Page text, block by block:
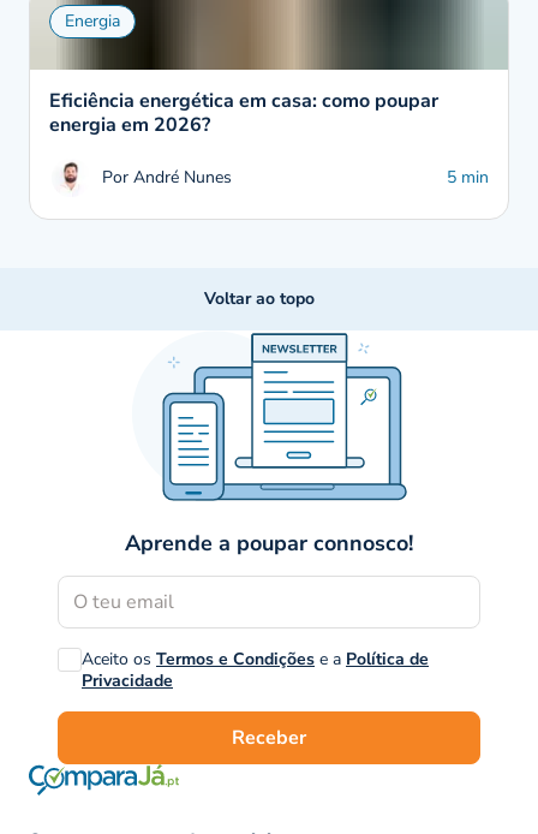
Energia
Eficiência energética em casa: como poupar
energia em 2026?
Por André Nunes 5 min
Voltar ao topo
Aprende a poupar connosco!
Aceito os Termos e Condições e a Política de
Privacidade
Receber